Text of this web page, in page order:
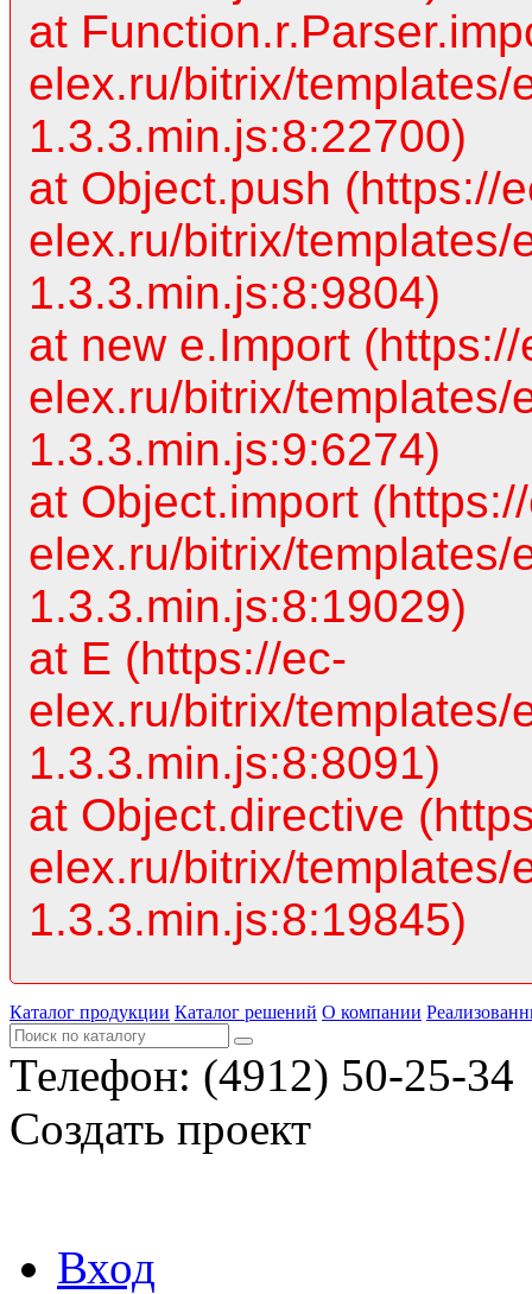
at
elex.ru/bitrix/
1.3.3.min.js:8:22700)
at Object.push (https://
elex.ru/bitrix/
1.3.3.min.js:8:9804)
at new e.Import (https://
elex.ru/bitrix/
1.3.3.min.js:9:6274)
at Object.import
elex.ru/bitrix/
1.3.3.min.js:8:19029)
at E (https://ec-
elex.ru/bitrix/
1.3.3.min.js:8:8091)
at Object.directive
elex.ru/bitrix/
1.3.3.min.js:8:19845)
Каталог продукции Каталог решений О компании
Телефон: (4912) 50-25-34
Создать проект
Вход